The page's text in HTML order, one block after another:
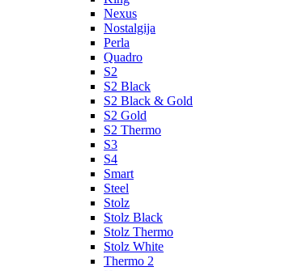
Nexus
Nostalgija
Perla
Quadro
S2
S2 Black
S2 Black & Gold
S2 Gold
S2 Thermo
S3
S4
Smart
Steel
Stolz
Stolz Black
Stolz Thermo
Stolz White
Thermo 2